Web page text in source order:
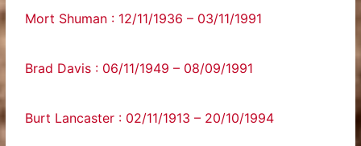
Mort Shuman : 12/11/1936 – 03/11/1991
Brad Davis : 06/11/1949 – 08/09/1991
Burt Lancaster : 02/11/1913 – 20/10/1994